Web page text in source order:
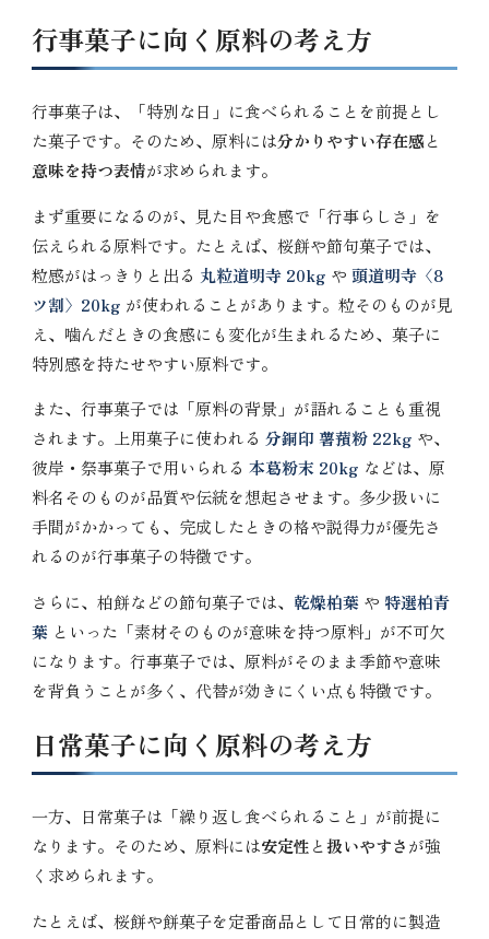
行事菓子に向く原料の考え方
行事菓子は、「特別な日」に食べられることを前提とし
た菓子です。そのため、原料には分かりやすい存在感と
意味を持つ表情が求められます。
まず重要になるのが、見た目や食感で「行事らしさ」を
伝えられる原料です。たとえば、桜餅や節句菓子では、
粒感がはっきりと出る 丸粒道明寺 20kg や頭道明寺〈8
ツ割〉20kg が使われることがあります。粒そのものが見
え、噛んだときの食感にも変化が生まれるため、菓子に
特別感を持たせやすい原料です。
また、行事菓子では「原料の背景」が語れることも重視
されます。上用菓子に使われる分銅印 薯蕷粉 22kg や、
彼岸・祭事菓子で用いられる本葛粉末 20kg などは、原
料名そのものが品質や伝統を想起させます。多少扱いに
手間がかかっても、完成したときの格や説得力が優先さ
れるのが行事菓子の特徴です。
さらに、柏餅などの節句菓子では、 乾燥柏葉 や 特選柏青
葉 といった「素材そのものが意味を持つ原料」が不可欠
になります。行事菓子では、原料がそのまま季節や意味
を背負うことが多く、代替が効きにくい点も特徴です。
日常菓子に向く原料の考え方
一方、日常菓子は「繰り返し食べられること」が前提に
なります。そのため、原料には安定性と扱いやすさが強
く求められます。
たとえば、桜餅や餅菓子を定番商品として日常的に製造